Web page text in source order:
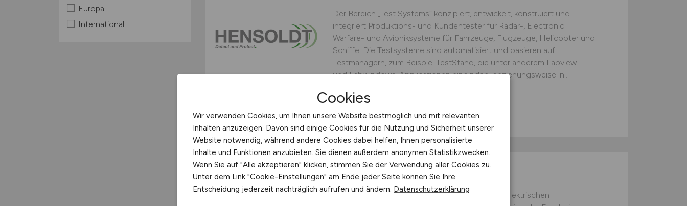
Europa
International
Der Bereich „Test Systems“ konzipiert, entwickelt, konstruiert und
integriert Produktions- und Kundentester für Radar-, Electronic
Warfare- und Avioniksysteme für Fahrzeuge, Flugzeuge, Helicopter und
Schiffe. Die Testsysteme sind automatisiert und basieren auf
Testmanagern, zum Beispiel TestStand, die unter anderem Labview-
und Labwindows-Applicationen einbinden, beziehungsweise in...
HENSOLDT
heute Ulm
Elektriker(m/w/d)
Ihre Aufgaben: Prüfung der ortsveränderlichen elektrischen
Cookies
Wir verwenden Cookies, um Ihnen unsere Website bestmöglich und mit relevanten
Inhalten anzuzeigen. Davon sind einige Cookies für die Nutzung und Sicherheit unserer
Website notwendig, während andere Cookies dabei helfen, Ihnen personalisierte
Inhalte und Funktionen anzubieten. Sie dienen außerdem anonymen Statistikzwecken.
Wenn Sie auf "Alle akzeptieren" klicken, stimmen Sie der Verwendung aller Cookies zu.
Unter dem Link "Cookie-Einstellungen" am Ende jeder Seite können Sie Ihre
Entscheidung jederzeit nachträglich aufrufen und ändern. Datenschutzerklärung